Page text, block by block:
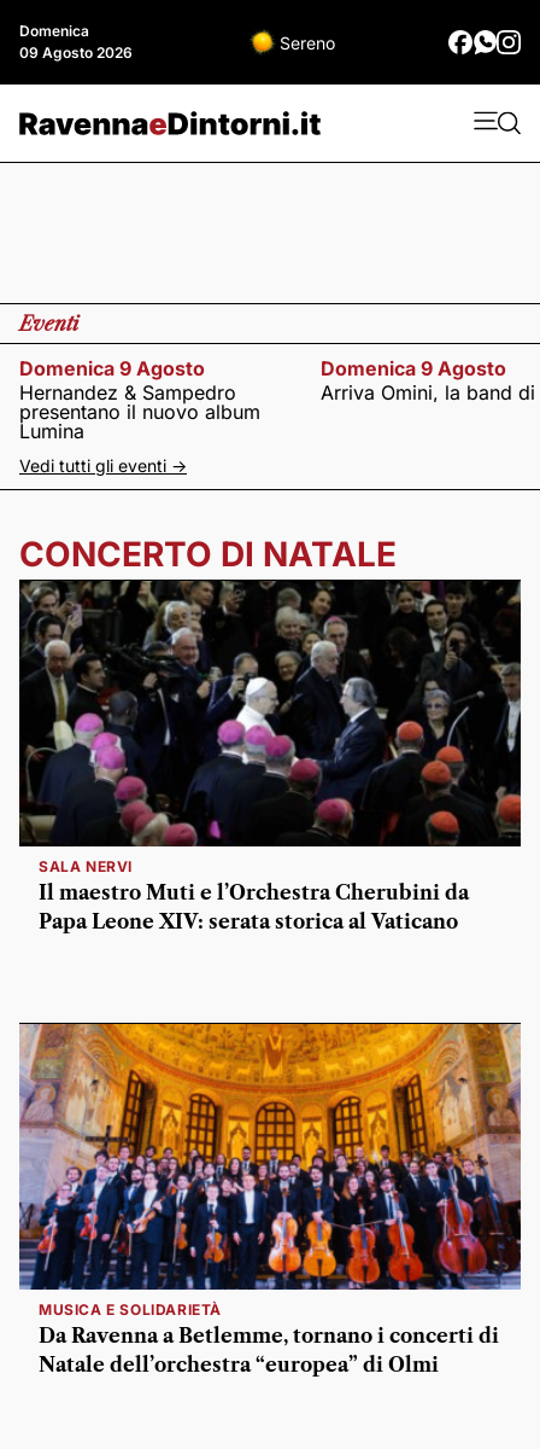
Domenica
09 Agosto 2026
Sereno
Eventi
Domenica 9 Agosto
Hernandez & Sampedro
presentano il nuovo album
Lumina
Domenica 9 Agosto
Arriva Omini, la band
Vedi tutti gli eventi ->
CONCERTO DI NATALE
SALA NERVI
Il maestro Muti e l’Orchestra Cherubini da
Papa Leone XIV: serata storica al Vaticano
MUSICA E SOLIDARIETÀ
Da Ravenna a Betlemme, tornano i concerti di
Natale dell’orchestra “europea” di Olmi